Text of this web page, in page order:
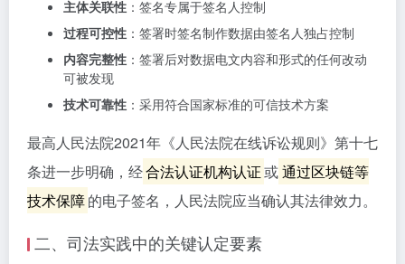
主体关联性 ：签名专属于签名人控制
过程可控性 ：签署时签名制作数据由签名人独占控制
内容完整性 ：签署后对数据电文内容和形式的任何改动
可被发现
技术可靠性 ：采用符合国家标准的可信技术方案
最高人民法院2021年《人民法院在线诉讼规则》第十七
条进一步明确，经合法认证机构认证或通过区块链等
技术保障的电子签名，人民法院应当确认其法律效力。
二、司法实践中的关键认定要素